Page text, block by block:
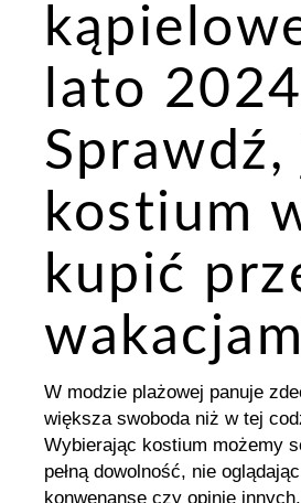
lato
Sprawdź,
kostium
kupić
W modzie plażowej panuje
większa swoboda niż w tej
Wybierając kostium możemy
pełną dowolność, nie
konwenanse czy opinie